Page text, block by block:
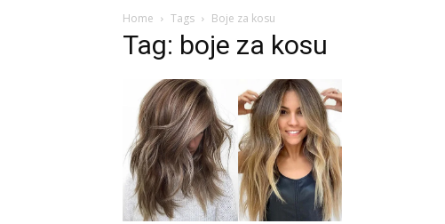
Home Tags Boje za kosu
Tag: boje za kosu